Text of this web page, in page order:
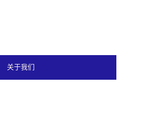
关于我们